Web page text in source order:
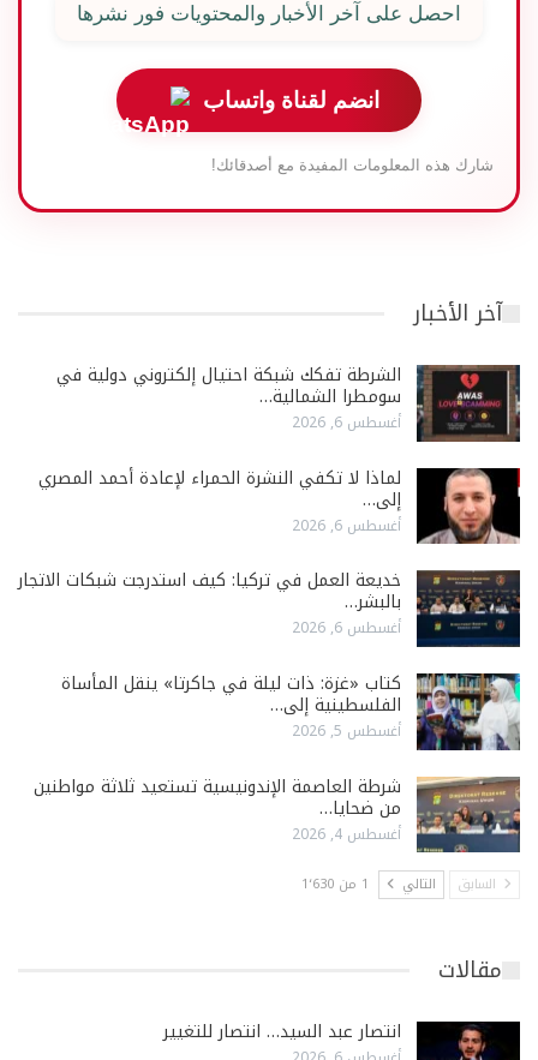
احصل على آخر الأخبار والمحتويات فور نشرها
انضم لقناة واتساب
شارك هذه المعلومات المفيدة مع أصدقائك!
آخر الأخبار
الشرطة تفكك شبكة احتيال إلكتروني دولية في
سومطرا الشمالية…
أغسطس 6, 2026
لماذا لا تكفي النشرة الحمراء لإعادة أحمد المصري
إلى…
أغسطس 6, 2026
خديعة العمل في تركيا: كيف استدرجت شبكات الاتجار
بالبشر…
أغسطس 6, 2026
كتاب «غزة: ذات ليلة في جاكرتا» ينقل المأساة
الفلسطينية إلى…
أغسطس 5, 2026
شرطة العاصمة الإندونيسية تستعيد ثلاثة مواطنين
من ضحايا…
أغسطس 4, 2026
السابق التالي 1 من 1٬630
مقالات
انتصار عبد السيد… انتصار للتغيير